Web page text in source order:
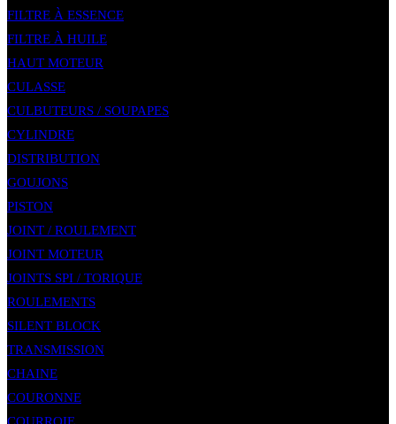
FILTRE À ESSENCE
FILTRE À HUILE
HAUT MOTEUR
CULASSE
CULBUTEURS / SOUPAPES
CYLINDRE
DISTRIBUTION
GOUJONS
PISTON
JOINT / ROULEMENT
JOINT MOTEUR
JOINTS SPI / TORIQUE
ROULEMENTS
SILENT BLOCK
TRANSMISSION
CHAINE
COURONNE